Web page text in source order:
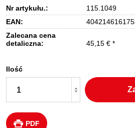
Nr artykułu.:
115.1049
EAN:
Zalecana cena
detaliczna:
45,15 € *
Ilość
PDF